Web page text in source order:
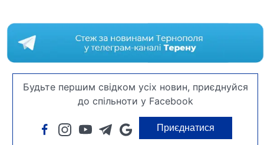
Будьте першим свідком усіх новин, приєднуйся
до спільноти у Facebook
Приєднатися